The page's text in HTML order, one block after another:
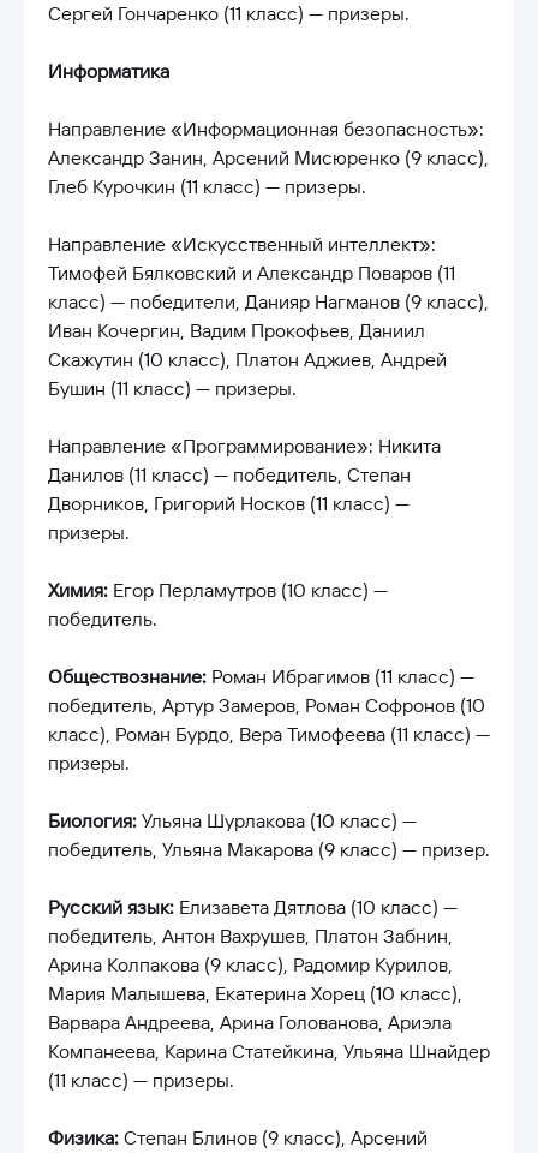
Сергей Гончаренко (11 класс) — призеры.
Информатика
Направление «Информационная безопасность»:
Александр Занин, Арсений Мисюренко (9 класс),
Глеб Курочкин (11 класс) — призеры.
Направление «Искусственный интеллект»:
Тимофей Бялковский и Александр Поваров (11
класс) — победители, Данияр Нагманов (9 класс),
Иван Кочергин, Вадим Прокофьев, Даниил
Скажутин (10 класс), Платон Аджиев, Андрей
Бушин (11 класс) — призеры.
Направление «Программирование»: Никита
Данилов (11 класс) — победитель, Степан
Дворников, Григорий Носков (11 класс) —
призеры.
Химия: Егор Перламутров (10 класс) —
победитель.
Обществознание: Роман Ибрагимов (11 класс) —
победитель, Артур Замеров, Роман Софронов (10
класс), Роман Бурдо, Вера Тимофеева (11 класс) —
призеры.
Биология: Ульяна Шурлакова (10 класс) —
победитель, Ульяна Макарова (9 класс) — призер.
Русский язык: Елизавета Дятлова (10 класс) —
победитель, Антон Вахрушев, Платон Забнин,
Арина Колпакова (9 класс), Радомир Курилов,
Мария Малышева, Екатерина Хорец (10 класс),
Варвара Андреева, Арина Голованова, Ариэла
Компанеева, Карина Статейкина, Ульяна Шнайдер
(11 класс) — призеры.
Физика: Степан Блинов (9 класс), Арсений